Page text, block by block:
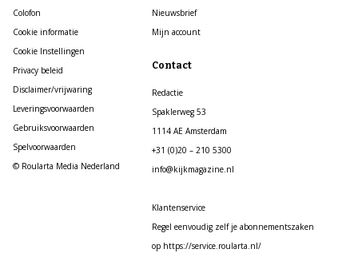
Colofon
Cookie informatie
Cookie Instellingen
Privacy beleid
Disclaimer/vrijwaring
Leveringsvoorwaarden
Gebruiksvoorwaarden
Spelvoorwaarden
© Roularta Media Nederland
Nieuwsbrief
Mijn account
Contact
Redactie
Spaklerweg 53
1114 AE Amsterdam
+31 (0)20 – 210 5300
info@kijkmagazine.nl
Klantenservice
Regel eenvoudig zelf je abonnementszaken
op https://service.roularta.nl/